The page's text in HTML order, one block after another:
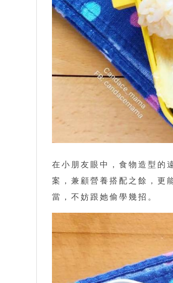
在小朋友眼中，食物造型的
案，兼顧營養搭配之餘，
當，不妨跟她偷學幾招。